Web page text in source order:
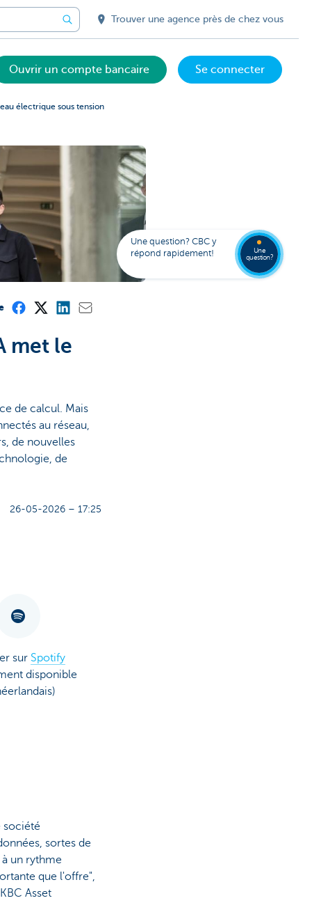
Trouver une agence près de chez vous
Ouvrir un compte bancaire Se connecter
électrique sous tension
met le
de calcul. Mais
au réseau,
de nouvelles
de
26-05-2026 – 17:25
sur Spotify
disponible
société
sortes de
un rythme
que l'offre",
Asset
Une question? CBC y
répond rapidement!
Une
question?